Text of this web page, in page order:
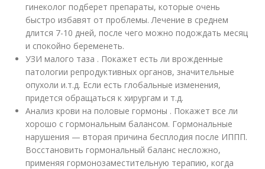
гинеколог подберет препараты, которые очень
быстро избавят от проблемы. Лечение в среднем
длится 7-10 дней, после чего можно подождать месяц
и спокойно беременеть.
УЗИ малого таза . Покажет есть ли врожденные
патологии репродуктивных органов, значительные
опухоли и.т.д. Если есть глобальные изменения,
придется обращаться к хирургам и т.д.
Анализ крови на половые гормоны . Покажет все ли
хорошо с гормональным балансом. Гормональные
нарушения — вторая причина бесплодия после ИППП.
Восстановить гормональный баланс несложно,
применяя гормонозаместительную терапию, когда